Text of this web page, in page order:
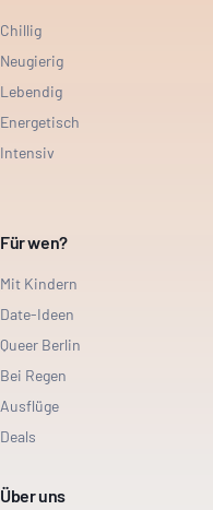
Chillig
Neugierig
Lebendig
Energetisch
Intensiv
Für wen?
Mit Kindern
Date-Ideen
Queer Berlin
Bei Regen
Ausflüge
Deals
Über uns